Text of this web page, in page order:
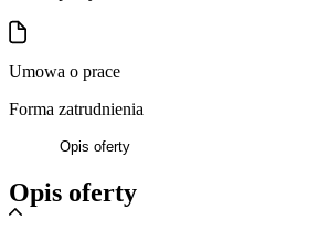
Umowa o prace
Forma zatrudnienia
Opis oferty
Opis oferty